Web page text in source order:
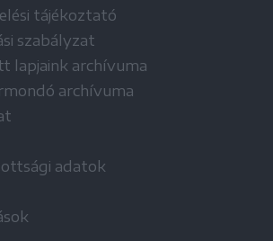
tájékoztató
szabályzat
lapjaink archívuma
archívuma
adatok